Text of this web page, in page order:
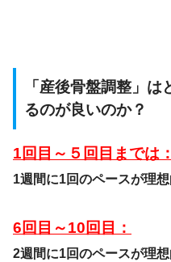
「産後骨盤調整」
るのが良いのか？
1回目～５回目までは：
1週間に1回のペースが理想
6回目～10回目：
2週間に1回のペースが理想